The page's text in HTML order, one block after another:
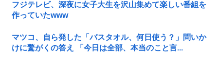
フジテレビ、深夜に女子大生を沢山集めて楽しい番組を
作っていたwww
マツコ、自ら発した「バスタオル、何日使う？」問いか
けに驚がくの答え 「今日は全部、本当のこと言...